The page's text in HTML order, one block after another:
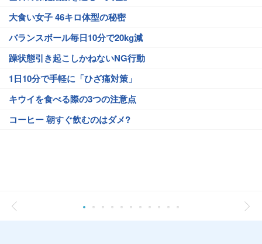
大食い女子 46キロ体型の秘密
バランスボール毎日10分で20kg減
躁状態引き起こしかねないNG行動
1日10分で手軽に「ひざ痛対策」
キウイを食べる際の3つの注意点
コーヒー 朝すぐ飲むのはダメ?